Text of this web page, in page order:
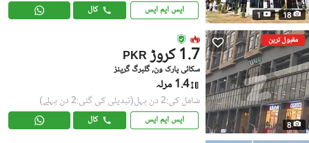
18
1 ایس ایم ایس کال
مقبول ترین
8
PKR 1.7 کروڑ
سکائی پارک ون, گلبرگ گرینز
1.4 مرلہ
شامل کی:2 دن پہل (تبدیلی کی گئی:2 دن پہلے)
ایس ایم ایس کال